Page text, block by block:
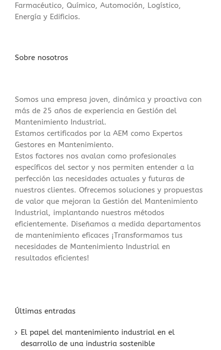
Farmacéutico, Químico, Automoción, Logístico,
Energía y Edificios.
Sobre nosotros
Somos una empresa joven, dinámica y proactiva con
más de 25 años de experiencia en Gestión del
Mantenimiento Industrial.
Estamos certificados por la AEM como Expertos
Gestores en Mantenimiento.
Estos factores nos avalan como profesionales
específicos del sector y nos permiten entender a la
perfección las necesidades actuales y futuras de
nuestros clientes. Ofrecemos soluciones y propuestas
de valor que mejoran la Gestión del Mantenimiento
Industrial, implantando nuestros métodos
eficientemente. Diseñamos a medida departamentos
de mantenimiento eficaces ¡Transformamos tus
necesidades de Mantenimiento Industrial en
resultados eficientes!
Últimas entradas
El papel del mantenimiento industrial en el
desarrollo de una industria sostenible